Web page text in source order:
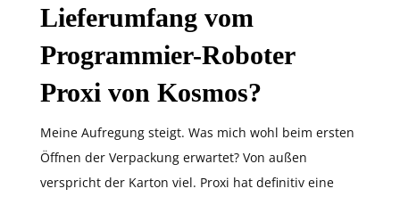
Lieferumfang vom
Programmier-Roboter
Proxi von Kosmos?
Meine Aufregung steigt. Was mich wohl beim ersten
Öffnen der Verpackung erwartet? Von außen
verspricht der Karton viel. Proxi hat definitiv eine